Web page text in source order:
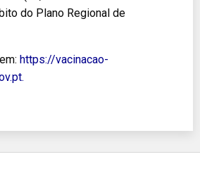
do Plano Regional de
https://vacinacao-